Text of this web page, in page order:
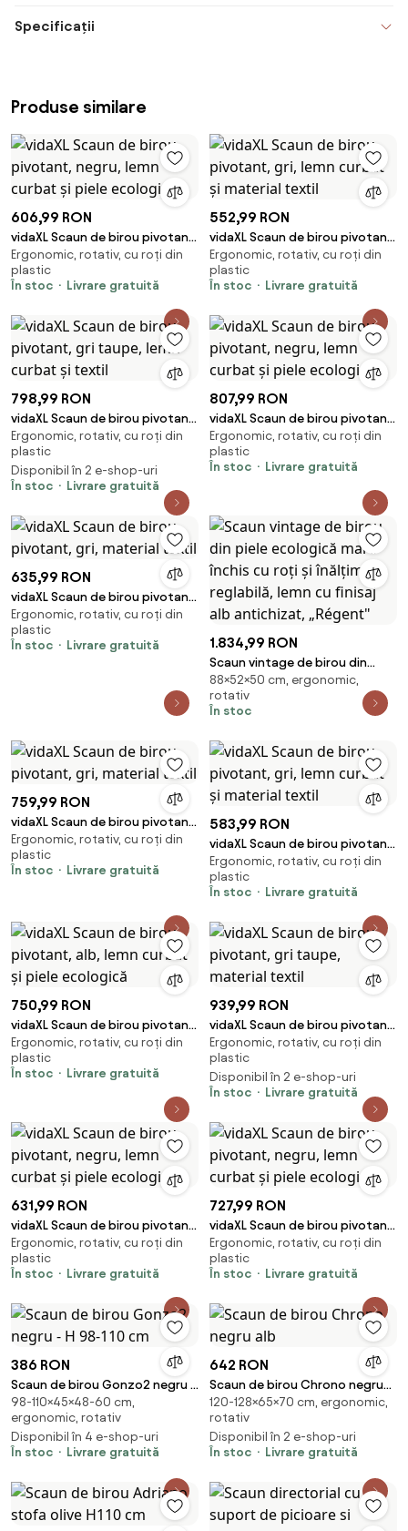
Specificații
Produse similare
606,99 RON
vidaXL Scaun de birou pivotant,
negru, lemn curbat și piele
ecologică
Ergonomic, rotativ, cu roți din
plastic
În stoc
Livrare gratuită
552,99 RON
vidaXL Scaun de birou pivotant,
gri, lemn curbat și material
textil
Ergonomic, rotativ, cu roți din
plastic
În stoc
Livrare gratuită
798,99 RON
vidaXL Scaun de birou pivotant,
gri taupe, lemn curbat și textil
Ergonomic, rotativ, cu roți din
plastic
Disponibil în 2 e-shop-uri
În stoc
Livrare gratuită
807,99 RON
vidaXL Scaun de birou pivotant,
negru, lemn curbat și piele
ecologică
Ergonomic, rotativ, cu roți din
plastic
În stoc
Livrare gratuită
635,99 RON
vidaXL Scaun de birou pivotant,
gri, material textil
Ergonomic, rotativ, cu roți din
plastic
În stoc
Livrare gratuită 1.834,99 RON
Scaun vintage de birou din
piele ecologică maro închis cu
roți și înălțime reglabilă, lemn
cu finisaj alb antichizat,
88×52×50 cm, ergonomic,
rotativ
În stoc
759,99 RON
vidaXL Scaun de birou pivotant,
gri, material textil
Ergonomic, rotativ, cu roți din
plastic
În stoc
Livrare gratuită
583,99 RON
vidaXL Scaun de birou pivotant,
gri, lemn curbat și material
textil
Ergonomic, rotativ, cu roți din
plastic
În stoc
Livrare gratuită
750,99 RON
vidaXL Scaun de birou pivotant,
alb, lemn curbat și piele
ecologică
Ergonomic, rotativ, cu roți din
plastic
În stoc
Livrare gratuită
939,99 RON
vidaXL Scaun de birou pivotant,
gri taupe, material textil
Ergonomic, rotativ, cu roți din
plastic
Disponibil în 2 e-shop-uri
În stoc
Livrare gratuită
631,99 RON
vidaXL Scaun de birou pivotant,
negru, lemn curbat și piele
ecologică
Ergonomic, rotativ, cu roți din
plastic
În stoc
Livrare gratuită
727,99 RON
vidaXL Scaun de birou pivotant,
negru, lemn curbat și piele
ecologică
Ergonomic, rotativ, cu roți din
plastic
În stoc
Livrare gratuită
386 RON
Scaun de birou Gonzo2 negru -
H 98-110 cm
98-110×45×48-60 cm,
ergonomic, rotativ
Disponibil în 4 e-shop-uri
În stoc
Livrare gratuită
642 RON
Scaun de birou Chrono negru
alb
120-128×65×70 cm, ergonomic,
rotativ
Disponibil în 2 e-shop-uri
În stoc
Livrare gratuită